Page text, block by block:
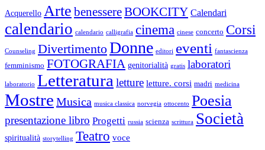
Acquerello Arte benessereBOOKCITY Calendari
calendario calendario calligrafia cinema cinese concerto Corsi
Counseling DivertimentoDonne editori eventi fantascienza
femminismo FOTOGRAFIA genitorialità gratis laboratori
laboratorio Letteratura letture letture. corsi madri medicina
Mostre Musica musica classica norvegia ottocento Poesia
presentazione libro Progetti russia scienza scrittura Società
spiritualità storytelling Teatro voce